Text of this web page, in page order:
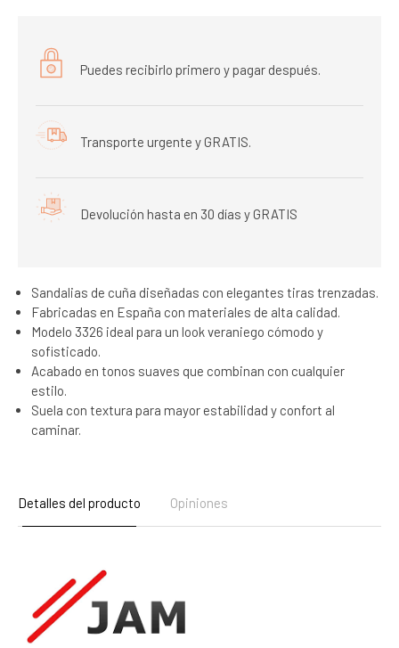
Puedes recibirlo primero y pagar después.
Transporte urgente y GRATIS.
Devolución hasta en 30 días y GRATIS
Sandalias de cuña diseñadas con elegantes tiras trenzadas.
Fabricadas en España con materiales de alta calidad.
Modelo 3326 ideal para un look veraniego cómodo y
sofisticado.
Acabado en tonos suaves que combinan con cualquier
estilo.
Suela con textura para mayor estabilidad y confort al
caminar.
Detalles del producto Opiniones